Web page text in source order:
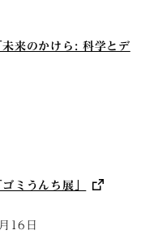
来のかけら: 科学とデ
ミうんち展」
16日